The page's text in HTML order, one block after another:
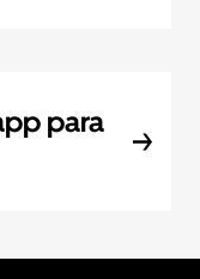
para